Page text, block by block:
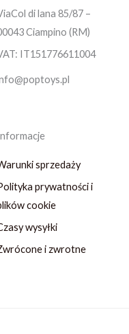
di lana 85/87 –
Ciampino (RM)
IT151776611004
sprzedaży
prywatności i
cookie
wysyłki
i zwrotne